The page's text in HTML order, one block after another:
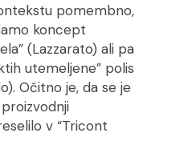
pomembno,
koncept
(Lazzarato) ali pa
utemeljene” polis
Očitno je, da se je
v “Tricont